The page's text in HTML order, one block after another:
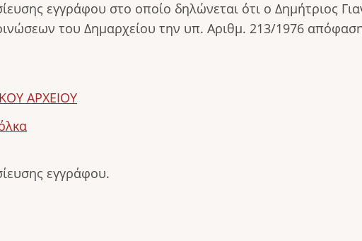
εγγράφου στο οποίο δηλώνεται ότι ο Δημήτριος
του Δημαρχείου την υπ. Αριθμ. 213/1976
ΑΡΧΕΙΟΥ
εγγράφου.